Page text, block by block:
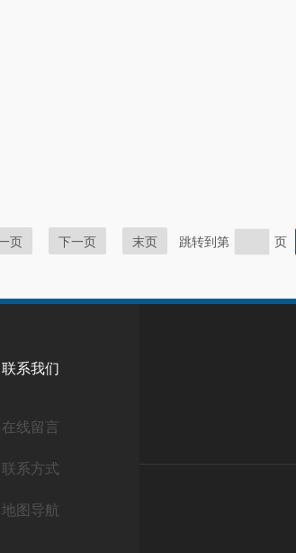
页 下一页 末页 跳转到第 页
联系我们
在线留言
联系方式
地图导航